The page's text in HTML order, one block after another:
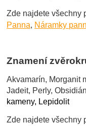
Zde najdete všechny
Panna, Náramky
Znamení
Akvamarín, Morganit
Jadeit, Perly,
kameny, Lepidolit
Zde najdete všechny